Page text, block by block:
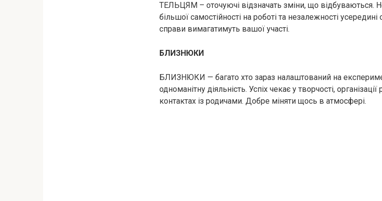
ТЕЛЬЦЯМ – оточуючі відзначать зміни, що відбуваються.
більшої самостійності на роботі та незалежності
справи вимагатимуть вашої участі.
БЛИЗНЮКИ
БЛИЗНЮКИ — багато хто зараз налаштований на
одноманітну діяльність. Успіх чекає у творчості,
контактах із родичами. Добре міняти щось в атмосфері.